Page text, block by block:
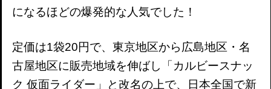
になるほどの爆発的な人気でした！
定価は1袋20円で、東京地区から広島地区・名
古屋地区に販売地域を伸ばし「カルビースナッ
ク 仮面ライダー」と改名の上で、日本全国で新